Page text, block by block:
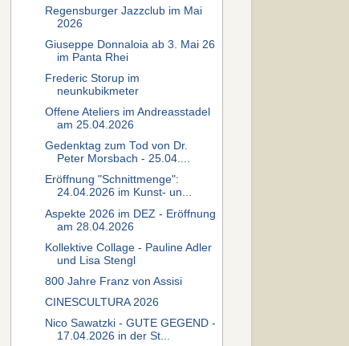
Regensburger Jazzclub im Mai
2026
Giuseppe Donnaloia ab 3. Mai 26
im Panta Rhei
Frederic Storup im
neunkubikmeter
Offene Ateliers im Andreasstadel
am 25.04.2026
Gedenktag zum Tod von Dr.
Peter Morsbach - 25.04....
Eröffnung "Schnittmenge":
24.04.2026 im Kunst- un...
Aspekte 2026 im DEZ - Eröffnung
am 28.04.2026
Kollektive Collage - Pauline Adler
und Lisa Stengl
800 Jahre Franz von Assisi
CINESCULTURA 2026
Nico Sawatzki - GUTE GEGEND -
17.04.2026 in der St...